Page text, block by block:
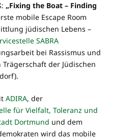
„Fixing the Boat – Finding
mobile Escape Room
jüdischen Lebens –
SABRA
bei Rassismus und
der Jüdischen
ADIRA, der
für Vielfalt, Toleranz und
Dortmund und dem
wird das mobile